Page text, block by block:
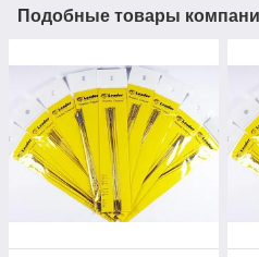
Подобные товары